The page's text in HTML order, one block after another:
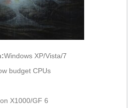
Windows XP/Vista/7
budget CPUs
X1000/GF 6